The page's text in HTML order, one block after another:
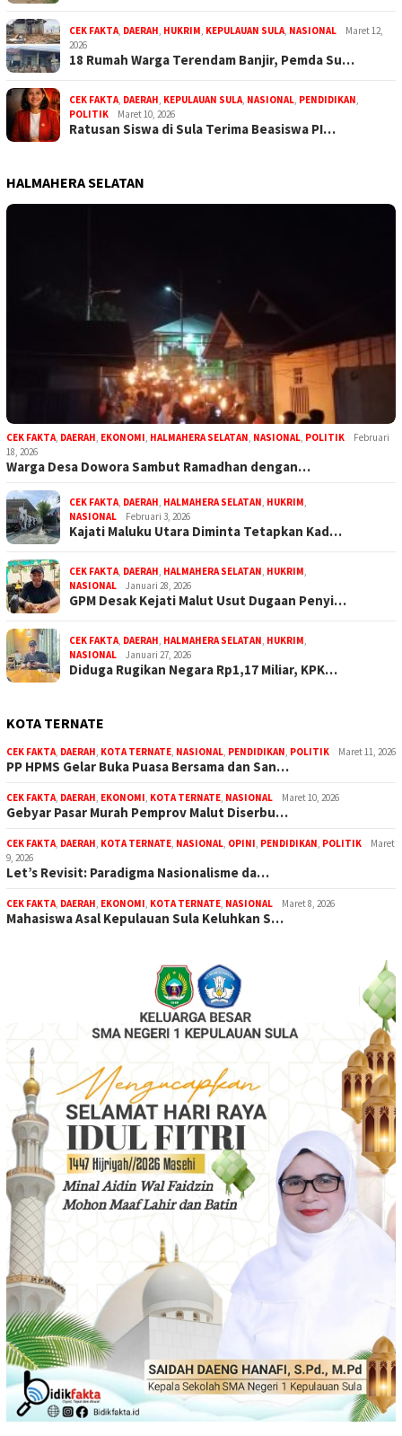
CEK FAKTA DAERAH HUKRIM KEPULAUAN SULA NASIONAL
Maret 12,
2026
18 Rumah Warga Terendam Banjir, Pemda Su…
CEK FAKTA DAERAH KEPULAUAN SULA NASIONAL PENDIDIKAN
POLITIK
Maret 10, 2026
Ratusan Siswa di Sula Terima Beasiswa PI…
HALMAHERA SELATAN
CEK FAKTA, DAERAH, EKONOMI, HALMAHERA SELATAN, NASIONAL, POLITIK
Februari
18, 2026
Warga Desa Dowora Sambut Ramadhan dengan…
CEK FAKTA, DAERAH, HALMAHERA SELATAN, HUKRIM,
NASIONAL
Februari 3, 2026
Kajati Maluku Utara Diminta Tetapkan Kad…
CEK FAKTA, DAERAH, HALMAHERA SELATAN, HUKRIM,
NASIONAL
Januari 28, 2026
GPM Desak Kejati Malut Usut Dugaan Penyi…
CEK FAKTA, DAERAH, HALMAHERA SELATAN, HUKRIM,
NASIONAL
Januari 27, 2026
Diduga Rugikan Negara Rp1,17 Miliar, KPK…
KOTA TERNATE
CEK FAKTA, DAERAH, KOTA TERNATE, NASIONAL, PENDIDIKAN, POLITIK Maret 11, 2026
PP HPMS Gelar Buka Puasa Bersama dan San…
CEK FAKTA, DAERAH, EKONOMI, KOTA TERNATE, NASIONAL Maret 10, 2026
Gebyar Pasar Murah Pemprov Malut Diserbu…
CEK FAKTA, DAERAH, KOTA TERNATE, NASIONAL, OPINI, PENDIDIKAN, POLITIK
Maret
9, 2026
Let’s Revisit: Paradigma Nasionalisme da…
CEK FAKTA, DAERAH, EKONOMI, KOTA TERNATE, NASIONAL Maret 8, 2026
Mahasiswa Asal Kepulauan Sula Keluhkan S…